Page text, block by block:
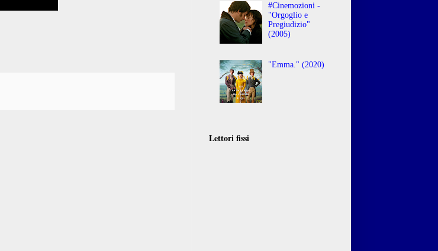
#Cinemozioni -
"Orgoglio e
Pregiudizio"
(2005)
"Emma." (2020)
Lettori fissi